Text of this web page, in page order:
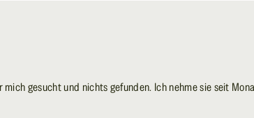
gesucht und nichts gefunden. Ich nehme sie seit